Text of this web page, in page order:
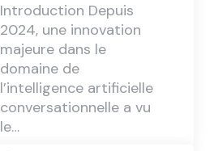
Introduction Depuis
2024, une innovation
majeure dans le
domaine de
l’intelligence artificielle
conversationnelle a vu
le…